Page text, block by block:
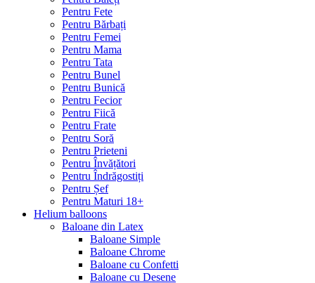
Pentru Fete
Pentru Bărbați
Pentru Femei
Pentru Mama
Pentru Tata
Pentru Bunel
Pentru Bunică
Pentru Fecior
Pentru Fiică
Pentru Frate
Pentru Soră
Pentru Prieteni
Pentru Învățători
Pentru Îndrăgostiți
Pentru Șef
Pentru Maturi 18+
Helium balloons
Baloane din Latex
Baloane Simple
Baloane Chrome
Baloane cu Confetti
Baloane cu Desene